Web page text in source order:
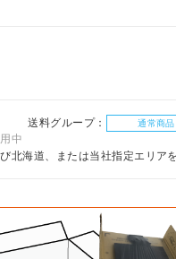
送料グループ： 通常商品
中
北海道、または当社指定エリア